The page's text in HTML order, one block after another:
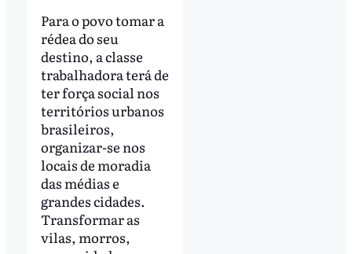
Para o povo tomar a
rédea do seu
destino, a classe
trabalhadora terá de
ter força social nos
territórios urbanos
brasileiros,
organizar-se nos
locais de moradia
das médias e
grandes cidades.
Transformar as
vilas, morros,